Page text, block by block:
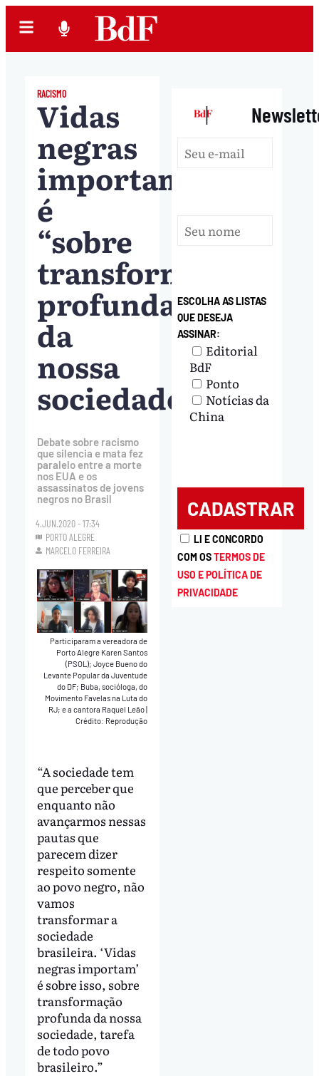
RACISMO
Vidas
negras
importam
é
“sobre
transformação
profunda
da
nossa
sociedade”
Debate sobre racismo
que silencia e mata fez
paralelo entre a morte
nos EUA e os
assassinatos de jovens
negros no Brasil
4.JUN.2020 - 17:34
PORTO ALEGRE
MARCELO FERREIRA
Participaram a vereadora de
Porto Alegre Karen Santos
(PSOL); Joyce Bueno do
Levante Popular da Juventude
do DF; Buba, socióloga, do
Movimento Favelas na Luta do
RJ; e a cantora Raquel Leão
Crédito: Reprodução
“A sociedade tem
que perceber que
enquanto não
avançarmos nessas
pautas que
parecem dizer
respeito somente
ao povo negro, não
vamos
transformar a
sociedade
brasileira. ‘Vidas
negras importam’
é sobre isso, sobre
transformação
profunda da nossa
sociedade, tarefa
de todo povo
brasileiro.”
|
ESCOLHA AS LISTAS
QUE DESEJA
ASSINAR:
Editorial
BdF
Ponto
Notícias da
China
LI E CONCORDO
COM OSTERMOS DE
USO E POLÍTICA DE
PRIVACIDADE